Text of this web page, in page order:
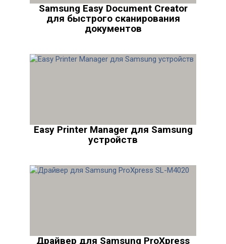
Samsung Easy Document Creator
для быстрого сканирования
документов
Easy Printer Manager для Samsung
устройств
Драйвер для Samsung ProXpress